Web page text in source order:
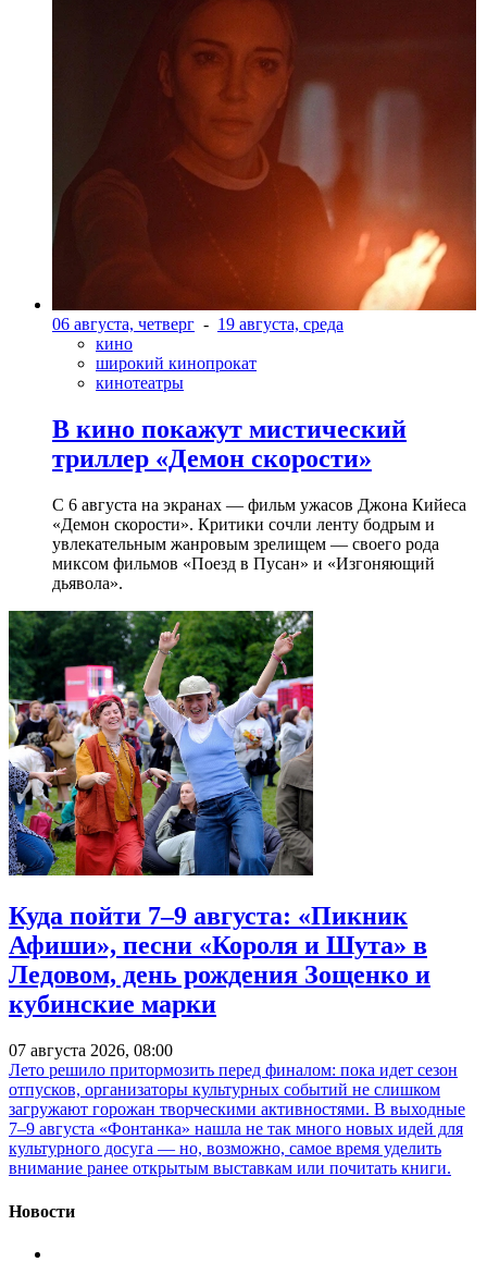
06 августа, четверг - 19 августа, среда
кино
широкий кинопрокат
кинотеатры
В кино покажут мистический
триллер «Демон скорости»
С 6 августа на экранах — фильм ужасов Джона Кийеса
«Демон скорости». Критики сочли ленту бодрым и
увлекательным жанровым зрелищeм — своего рода
миксом фильмов «Поезд в Пусан» и «Изгоняющий
дьявола».
Куда пойти 7–9 августа: «Пикник
Афиши», песни «Короля и Шута» в
Ледовом, день рождения Зощенко и
кубинские марки
07 августа 2026, 08:00
Лето решило притормозить перед финалом: пока идет сезон
отпусков, организаторы культурных событий не слишком
загружают горожан творческими активностями. В выходные
7–9 августа «Фонтанка» нашла не так много новых идей для
культурного досуга — но, возможно, самое время уделить
внимание ранее открытым выставкам или почитать книги.
Новости